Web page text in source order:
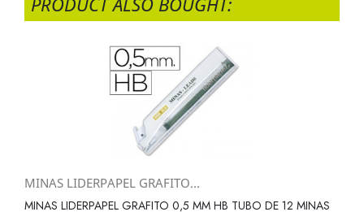
MINAS LIDERPAPEL GRAFITO...
MINAS LIDERPAPEL GRAFITO 0,5 MM HB TUBO DE 12 MINAS